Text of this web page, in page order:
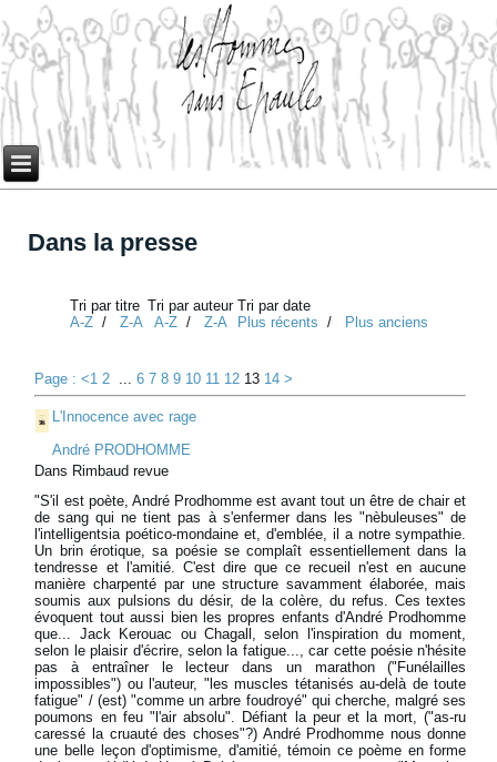
Dans la presse
Tri par titre
A-Z /Z-A
Tri par auteur
A-Z/ Z-A
Tri par date
Plus récents / Plus anciens
Page : <12 ...6789 10 11 12 13 14>
L'Innocence avec rage
André PRODHOMME
Dans Rimbaud revue
"S'il est poète, André Prodhomme est avant tout un être de chair et
de sang qui ne tient pas à s'enfermer dans les "nèbuleuses" de
l'intelligentsia poético-mondaine et, d'emblée, il a notre sympathie.
Un brin érotique, sa poésie se complaît essentiellement dans la
tendresse et l'amitié. C'est dire que ce recueil n'est en aucune
manière charpenté par une structure savamment élaborée, mais
soumis aux pulsions du désir, de la colère, du refus. Ces textes
évoquent tout aussi bien les propres enfants d'André Prodhomme
que... Jack Kerouac ou Chagall, selon l'inspiration du moment,
selon le plaisir d'écrire, selon la fatigue..., car cette poésie n'hésite
pas à entraîner le lecteur dans un marathon ("Funélailles
impossibles") ou l'auteur, "les muscles tétanisés au-delà de toute
fatigue" / (est) "comme un arbre foudroyé" qui cherche, malgré ses
poumons en feu "l'air absolu". Défiant la peur et la mort, ("as-ru
caressé la cruauté des choses"?) André Prodhomme nous donne
une belle leçon d'optimisme, d'amitié, témoin ce poème en forme